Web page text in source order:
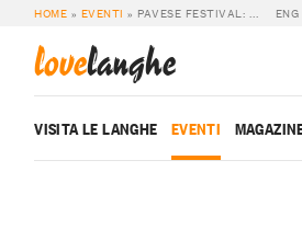
HOME » EVENTI » PAVESE FESTIVAL: RITORNO ALL’UOMO ENG
lovelanghe
VISITA LE LANGHE EVENTI